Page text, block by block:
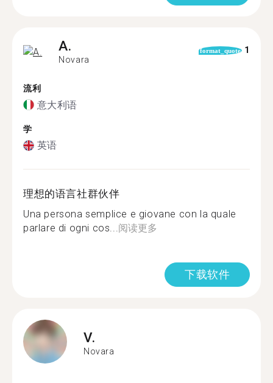
A.
Novara
format_quote 1
流利
意大利语
学
英语
理想的语言社群伙伴
Una persona semplice e giovane con la quale
parlare di ogni cos...阅读更多
下载软件
V.
Novara